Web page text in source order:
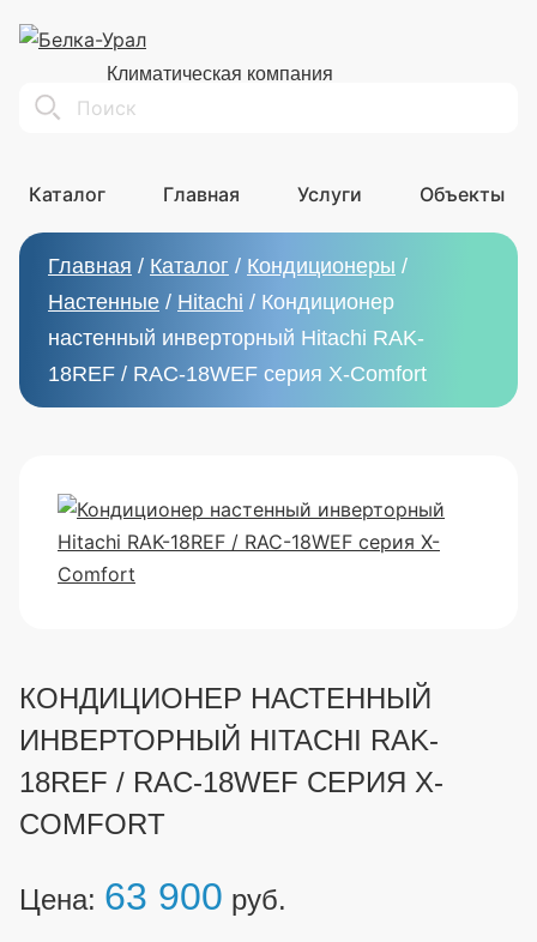
Климатическая компания
Search
Каталог Главная Услуги Объекты
Главная / Каталог / Кондиционеры /
Настенные / Hitachi / Кондиционер
настенный инверторный Hitachi RAK-
18REF / RAC-18WEF серия X-Comfort
КОНДИЦИОНЕР НАСТЕННЫЙ
ИНВЕРТОРНЫЙ HITACHI RAK-
18REF / RAC-18WEF СЕРИЯ X-
COMFORT
Цена: 63 900 руб.